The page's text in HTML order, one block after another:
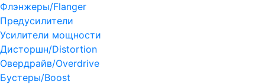
Флэнжеры/Flanger
Предусилители
Усилители мощности
Дисторшн/Distortion
Овердрайв/Overdrive
Бустеры/Boost